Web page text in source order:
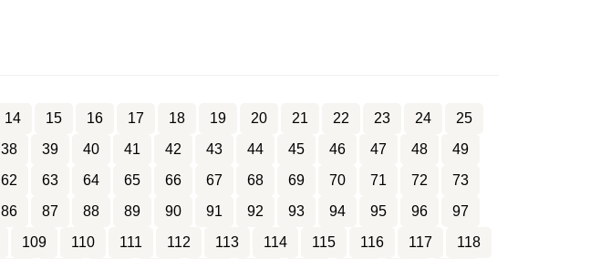
14 15 16 17 18 19 20 21 22 23 24
25
38 39 40 41 42 43 44 45 46 47 48
49
62 63 64 65 66 67 68 69 70 71 72
73
86 87 88 89 90 91 92 93 94 95 96
97
109 110 111 112 113 114 115 116 117
118